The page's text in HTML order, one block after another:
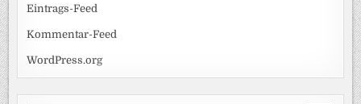
Eintrags-Feed
Kommentar-Feed
WordPress.org